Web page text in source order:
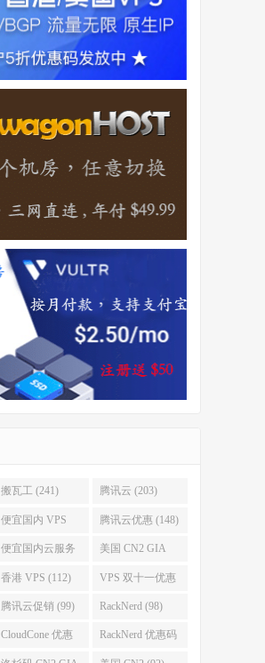
搬瓦工 (241) 腾讯云 (203)
便宜国内 VPS
(167)
腾讯云优惠 (148)
便宜国内云服务
器 (128)
美国 CN2 GIA
(123)
香港 VPS (112) VPS 双十一优惠
促销 (106)
腾讯云促销 (99) RackNerd (98)
CloudCone 优惠 RackNerd 优惠码